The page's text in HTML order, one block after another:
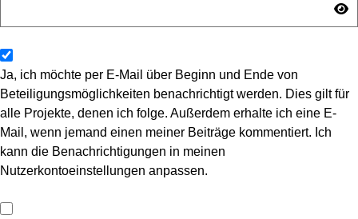
Ja, ich möchte per E-Mail über Beginn und Ende von
Beteiligungsmöglichkeiten benachrichtigt werden. Dies gilt für
alle Projekte, denen ich folge. Außerdem erhalte ich eine E-
Mail, wenn jemand einen meiner Beiträge kommentiert. Ich
kann die Benachrichtigungen in meinen
Nutzerkontoeinstellungen anpassen.